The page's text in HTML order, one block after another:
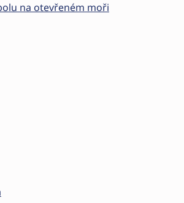
na otevřeném moři